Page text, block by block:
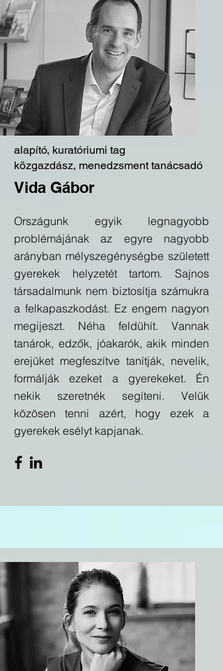
alapító, kuratóriumi tag
közgazdász, menedzsment tanácsadó
Vida Gábor
Országunk egyik legnagyobb
problémájának az egyre nagyobb
arányban mélyszegénységbe született
gyerekek helyzetét tartom. Sajnos
társadalmunk nem biztosítja számukra
a felkapaszkodást. Ez engem nagyon
megijeszt. Néha feldühít. Vannak
tanárok, edzők, jóakarók, akik minden
erejüket megfeszítve tanítják, nevelik,
formálják ezeket a gyerekeket. Én
nekik szeretnék segíteni. Velük
közösen tenni azért, hogy ezek a
gyerekek esélyt kapjanak.